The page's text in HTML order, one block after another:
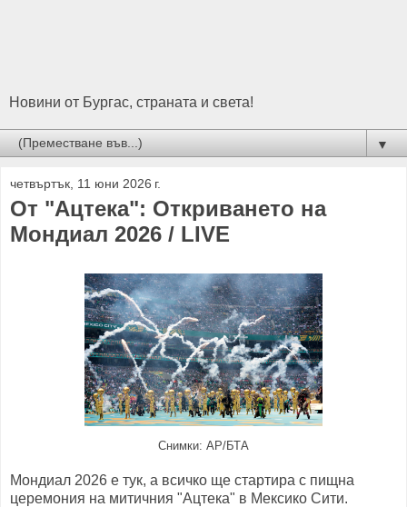
Новини от Бургас, страната и света!
▼
четвъртък, 11 юни 2026 г.
От "Ацтека": Откриването на
Мондиал 2026 / LIVE
Снимки: АР/БТА
Мондиал 2026 е тук, а всичко ще стартира с пищна
церемония на митичния "Ацтека" в Мексико Сити.